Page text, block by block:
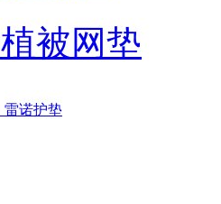
被网垫
雷诺护垫